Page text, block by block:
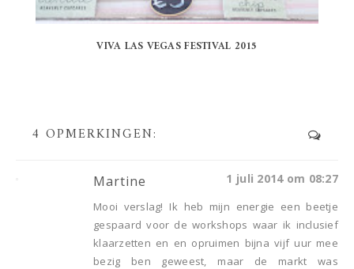
VIVA LAS VEGAS FESTIVAL 2015
4 OPMERKINGEN:
Martine 1 juli 2014 om 08:27
Mooi verslag! Ik heb mijn energie een beetje
gespaard voor de workshops waar ik inclusief
klaarzetten en en opruimen bijna vijf uur mee
bezig ben geweest, maar de markt was